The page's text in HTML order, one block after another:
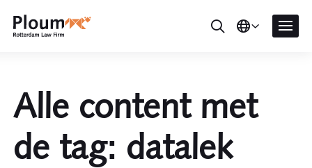
Alle content met
de tag: datalek